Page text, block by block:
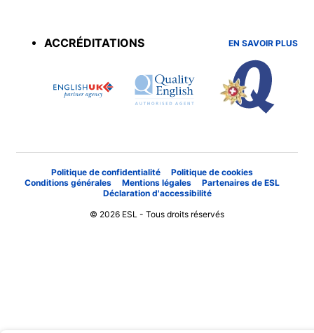
ACCRÉDITATIONS
EN SAVOIR PLUS
Politique de confidentialité
Politique de cookies
Conditions générales
Mentions légales
Partenaires de ESL
Déclaration d'accessibilité
© 2026 ESL - Tous droits réservés